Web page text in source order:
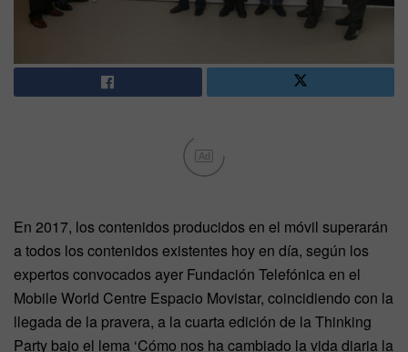
Ad
En 2017, los contenidos producidos en el móvil superarán
a todos los contenidos existentes hoy en día, según los
expertos convocados ayer Fundación Telefónica en el
Mobile World Centre Espacio Movistar, coincidiendo con la
llegada de la pravera, a la cuarta edición de la Thinking
Party bajo el lema ‘Cómo nos ha cambiado la vida diaria la